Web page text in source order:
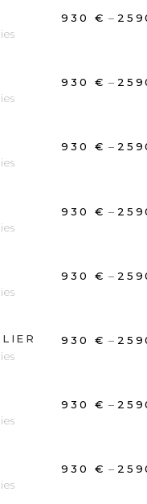
930 € –
930 € –
930 € –
930 € –
930 € –
930 € –
930 € –
930 € –